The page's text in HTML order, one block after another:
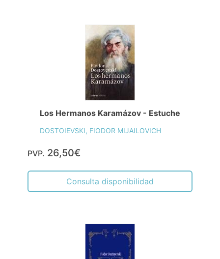
Los Hermanos Karamázov - Estuche
DOSTOIEVSKI, FIODOR MIJAILOVICH
PVP. 26,50€
Consulta disponibilidad